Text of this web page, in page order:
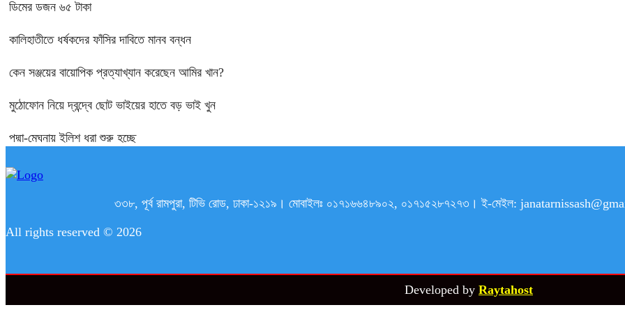
ডিমের ডজন ৬৫ টাকা
কালিহাতীতে ধর্ষকদের ফাঁসির দাবিতে মানব বন্ধন
কেন সঞ্জয়ের বায়োপিক প্রত্যাখ্যান করেছেন আমির খান?
মুঠোফোন নিয়ে দ্বন্দ্বে ছোট ভাইয়ের হাতে বড় ভাই খুন
পদ্মা-মেঘনায় ইলিশ ধরা শুরু হচ্ছে
৩৩৮, পূর্ব রামপুরা, টিভি রোড, ঢাকা-১২১৯। মোবাইলঃ ০১৭১৬৬৪৮৯০২, ০১৭১৫২৮৭২৭৩। ই-মেইল:
All rights reserved © 2026
Developed by Raytahost